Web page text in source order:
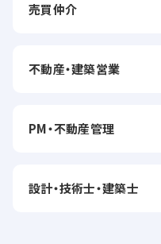
売買仲介
不動産・建築営業
PM・不動産管理
設計・技術士・建築士